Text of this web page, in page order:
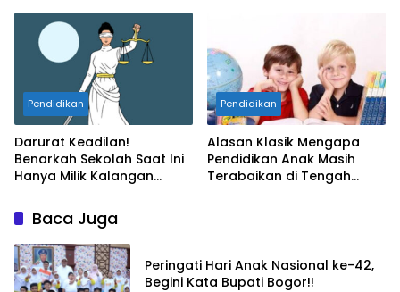
Pendidikan
Darurat Keadilan!
Benarkah Sekolah Saat Ini
Hanya Milik Kalangan
Pendidikan
Alasan Klasik Mengapa
Pendidikan Anak Masih
Terabaikan di Tengah
Baca Juga
Peringati Hari Anak Nasional ke-42,
Begini Kata Bupati Bogor!!